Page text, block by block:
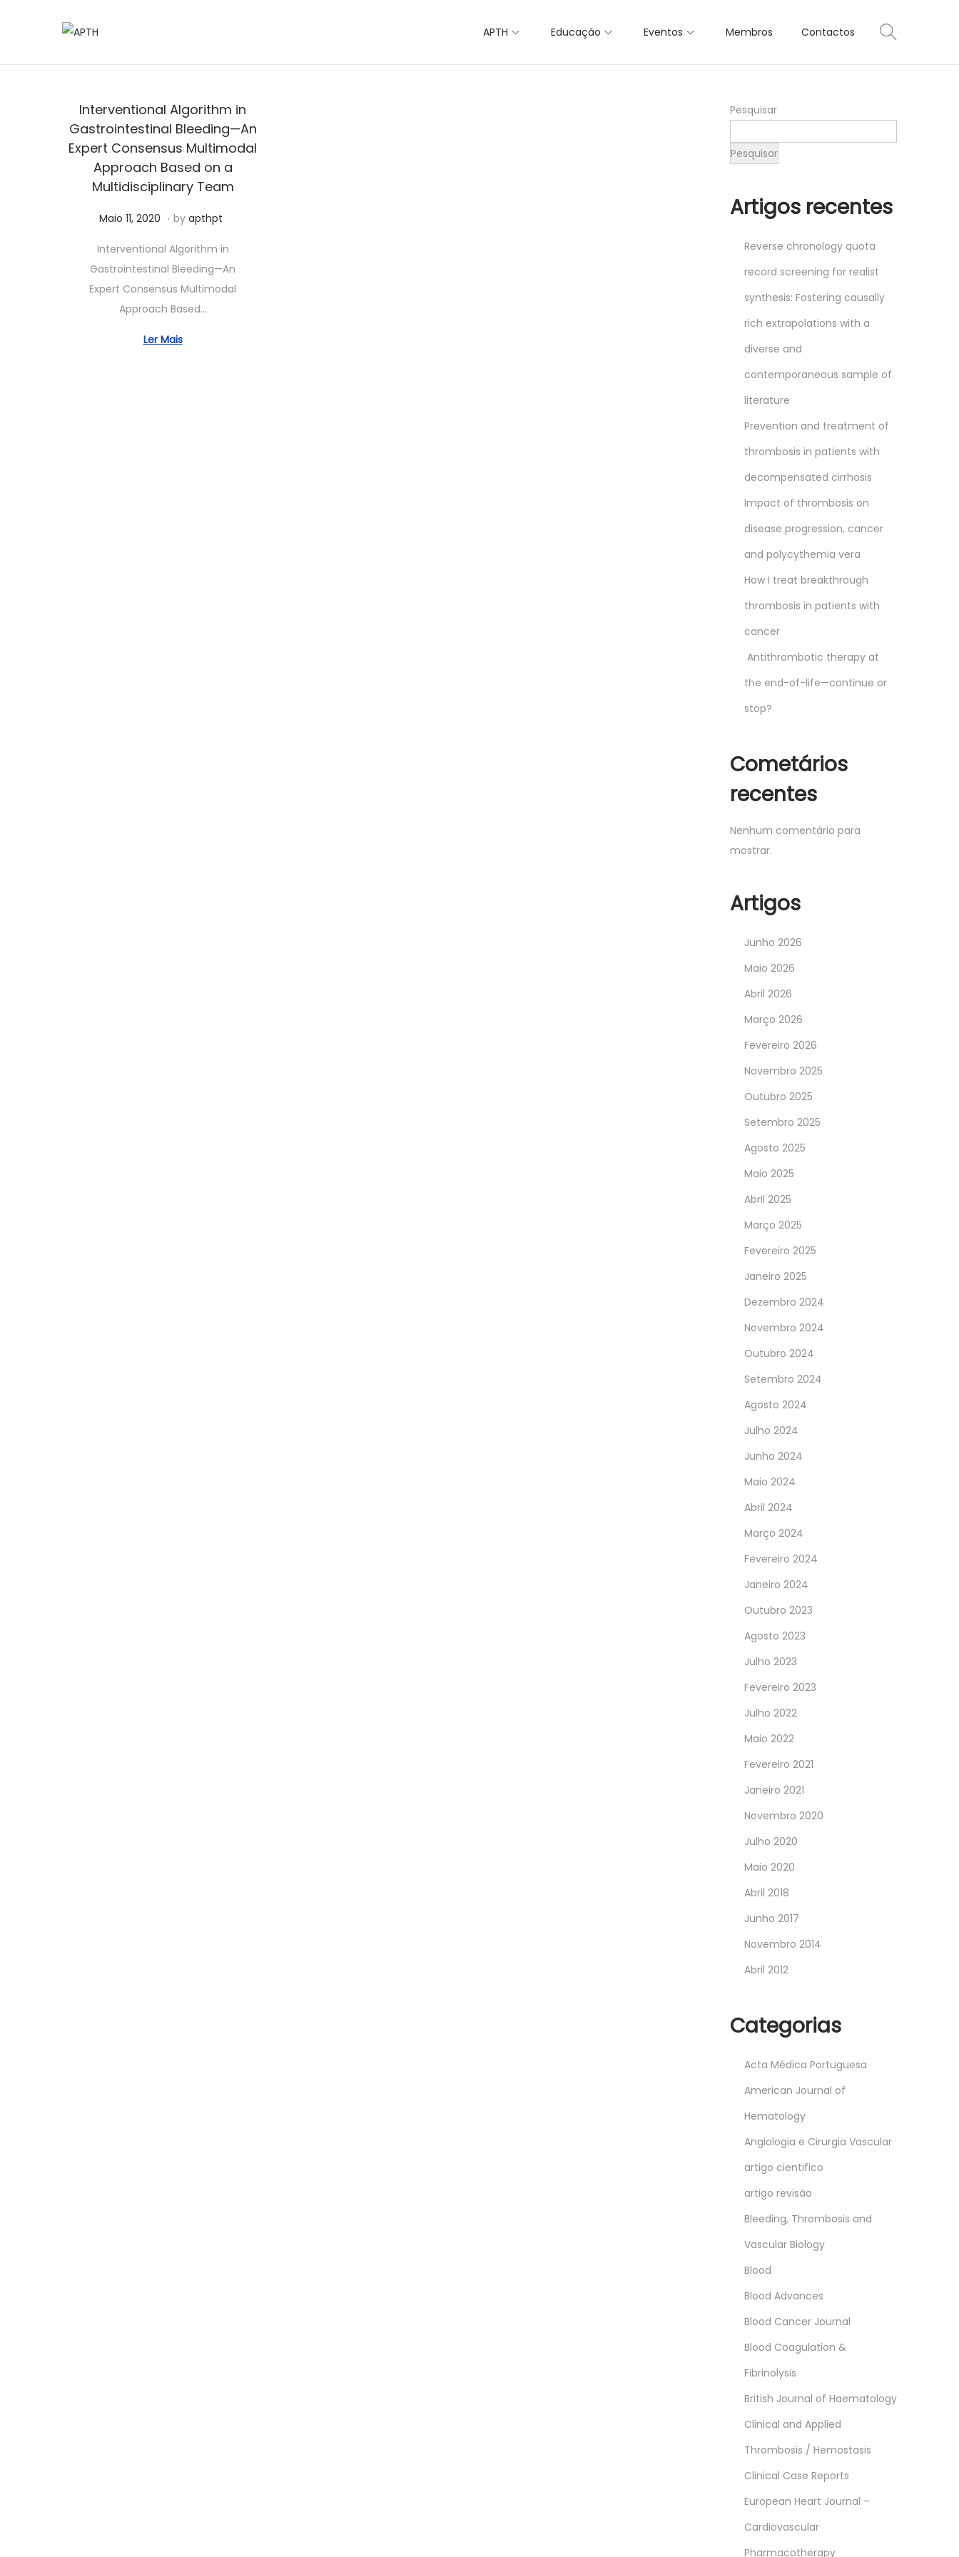
APTH Educação Eventos Membros Contactos
Interventional Algorithm in
Gastrointestinal Bleeding—An
Expert Consensus Multimodal
Approach Based on a
Multidisciplinary Team
Posted on
Maio 11, 2020 J
n
h
o
5
,
. by apthpt
Interventional Algorithm in
Gastrointestinal Bleeding—An
Expert Consensus Multimodal
Approach Based…
Ler Mais
Pesquisar
Pesquisar
Artigos recentes
Reverse chronology quota
record screening for realist
synthesis: Fostering causally
rich extrapolations with a
diverse and
contemporaneous sample of
literature
Prevention and treatment of
thrombosis in patients with
decompensated cirrhosis
Impact of thrombosis on
disease progression, cancer
and polycythemia vera
How I treat breakthrough
thrombosis in patients with
cancer
Antithrombotic therapy at
the end-of-life—continue or
stop?
Cometários
recentes
Nenhum comentário para
mostrar.
Artigos
Junho 2026
Maio 2026
Abril 2026
Março 2026
Fevereiro 2026
Novembro 2025
Outubro 2025
Setembro 2025
Agosto 2025
Maio 2025
Abril 2025
Março 2025
Fevereiro 2025
Janeiro 2025
Dezembro 2024
Novembro 2024
Outubro 2024
Setembro 2024
Agosto 2024
Julho 2024
Junho 2024
Maio 2024
Abril 2024
Março 2024
Fevereiro 2024
Janeiro 2024
Outubro 2023
Agosto 2023
Julho 2023
Fevereiro 2023
Julho 2022
Maio 2022
Fevereiro 2021
Janeiro 2021
Novembro 2020
Julho 2020
Maio 2020
Abril 2018
Junho 2017
Novembro 2014
Abril 2012
Categorias
Acta Médica Portuguesa
American Journal of
Hematology
Angiologia e Cirurgia Vascular
artigo cientifico
artigo revisão
Bleeding, Thrombosis and
Vascular Biology
Blood
Blood Advances
Blood Cancer Journal
Blood Coagulation &
Fibrinolysis
British Journal of Haematology
Clinical and Applied
Thrombosis / Hemostasis
Clinical Case Reports
European Heart Journal –
Cardiovascular
Pharmacotherapy